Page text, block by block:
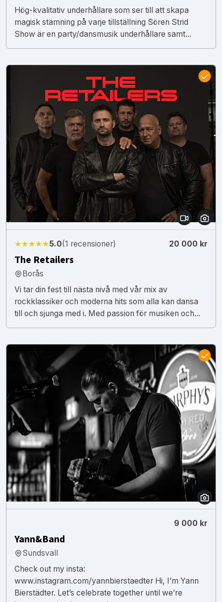
Hög-kvalitativ underhållare som ser till att skapa
magisk stämning på varje tillställning Sören Strid
Show är en party/dansmusik underhållare samt...
★★★★★5.0(1 recensioner) 20 000 kr
The Retailers
Borås
Vi tar din fest till nästa nivå med vår mix av
rockklassiker och moderna hits som alla kan dansa
till och sjunga med i. Med passion för musiken och...
9 000 kr
Yann&Band
Sundsvall
Check out my insta:
www.instagram.com/yannbierstaedter Hi, I’m Yann
Bierstädter. Let’s celebrate together until we’re